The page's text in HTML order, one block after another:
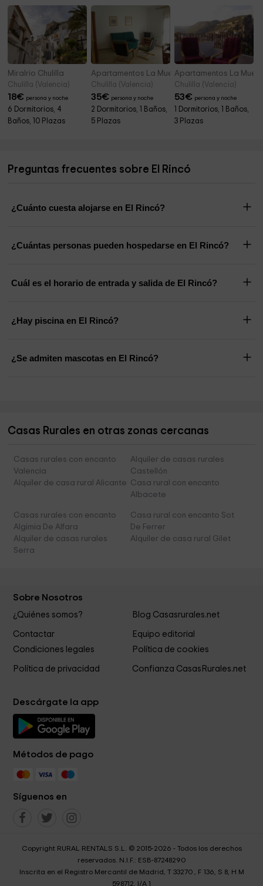
Miralrio Chulilla
Chulilla (Valencia)
18€ persona y noche
6 Dormitorios, 4
Baños, 10 Plazas
Apartamentos La Muela 2
Chulilla (Valencia)
35€ persona y noche
2 Dormitorios, 1 Baños,
5 Plazas
Apartamentos La
Chulilla (Valencia)
53€ persona y noche
1 Dormitorios, 1 Baños,
3 Plazas
Preguntas frecuentes sobre El Rincó
¿Cuánto cuesta alojarse en El Rincó?
¿Cuántas personas pueden hospedarse en El Rincó?
Cuál es el horario de entrada y salida de El Rincó?
¿Hay piscina en El Rincó?
¿Se admiten mascotas en El Rincó?
Casas Rurales en otras zonas cercanas
Casas rurales con encanto
Valencia
Alquiler de casas rurales
Castellón
Alquiler de casa rural Alicante Casa rural con encanto
Albacete
Casas rurales con encanto
Algimia De Alfara
Casa rural con encanto Sot
De Ferrer
Alquiler de casas rurales
Serra
Alquiler de casa rural Gilet
Sobre Nosotros
¿Quiénes somos? Blog Casasrurales.net
Contactar
Equipo editorial
Condiciones legales
Política de cookies
Política de privacidad Confianza CasasRurales.net
Descárgate la app
Métodos de pago
Síguenos en
Copyright RURAL RENTALS S.L. © 2015-2026 - Todos los derechos
reservados. N.I.F.: ESB-87248290
Inscrita en el Registro Mercantil de Madrid, T 33270 , F 136, S 8, H M
598712, I/A 1